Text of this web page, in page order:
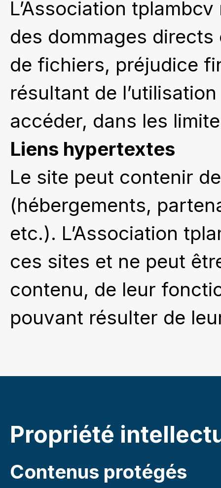
L’Association
des dommages
de fichiers, préjudice
résultant de
accéder, dans les
Liens hypertextes
Le site peut contenir
(hébergements,
etc.). L’Association
ces sites et ne peut
contenu, de leur
pouvant résulter de
Propriété
Contenus protégés